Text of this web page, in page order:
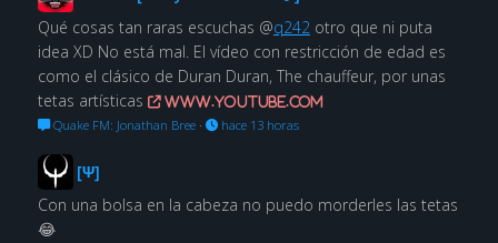
Qué cosas tan raras escuchas @q242 otro que ni puta
idea XD No está mal. El vídeo con restricción de edad es
como el clásico de Duran Duran, The chauffeur, por unas
tetas artísticas
www.youtube.com
Quake FM: Jonathan Bree· hace 13 horas
[Ψ]
Con una bolsa en la cabeza no puedo morderles las tetas
😂